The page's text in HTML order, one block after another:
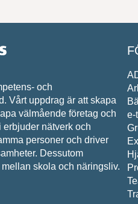
och
Vårt uppdrag är att skapa
välmående företag och
nätverk och
personer och driver
Dessutom
skola och näringsliv.
e-